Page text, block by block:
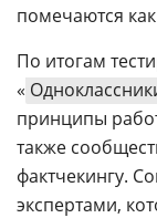
помечаются
По итогам
«
принципы
также
фактчекингу.
экспертами,